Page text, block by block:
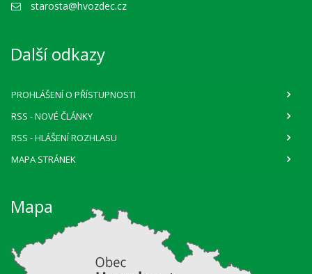
starosta@hvozdec.cz
Další odkazy
PROHLÁŠENÍ O PŘÍSTUPNOSTI
RSS - NOVÉ ČLÁNKY
RSS - HLÁŠENÍ ROZHLASU
MAPA STRÁNEK
Mapa